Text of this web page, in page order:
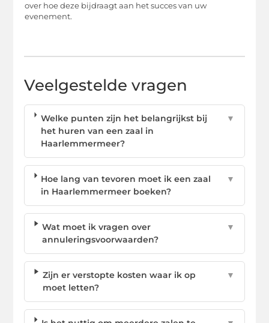
over hoe deze bijdraagt aan het succes van uw
evenement.
Veelgestelde vragen
Welke punten zijn het belangrijkst bij
het huren van een zaal in
Haarlemmermeer?
▼
Hoe lang van tevoren moet ik een zaal
in Haarlemmermeer boeken?
▼
Wat moet ik vragen over
annuleringsvoorwaarden?
▼
Zijn er verstopte kosten waar ik op
moet letten?
▼